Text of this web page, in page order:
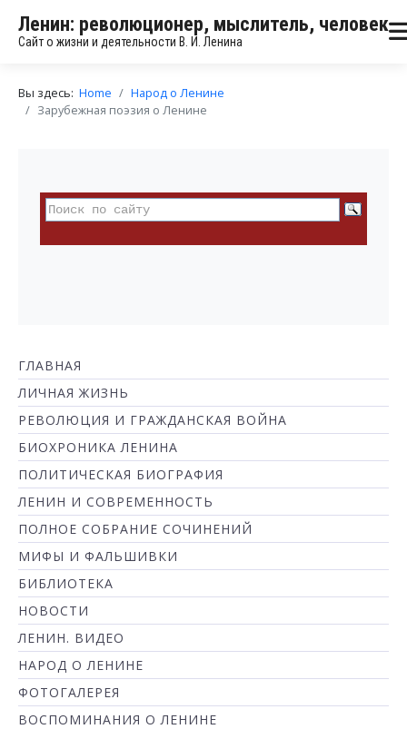
Ленин: революционер, мыслитель, человек
Сайт о жизни и деятельности В. И. Ленина
Вы здесь: Home
Народ о Ленине
Зарубежная поэзия о Ленине
ГЛАВНАЯ
ЛИЧНАЯ ЖИЗНЬ
РЕВОЛЮЦИЯ И ГРАЖДАНСКАЯ ВОЙНА
БИОХРОНИКА ЛЕНИНА
ПОЛИТИЧЕСКАЯ БИОГРАФИЯ
ЛЕНИН И СОВРЕМЕННОСТЬ
ПОЛНОЕ СОБРАНИЕ СОЧИНЕНИЙ
МИФЫ И ФАЛЬШИВКИ
БИБЛИОТЕКА
НОВОСТИ
ЛЕНИН. ВИДЕО
НАРОД О ЛЕНИНЕ
ФОТОГАЛЕРЕЯ
ВОСПОМИНАНИЯ О ЛЕНИНЕ